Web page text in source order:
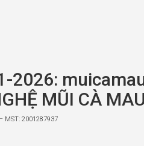
2026:
MŨI CÀ
MST: 2001287937